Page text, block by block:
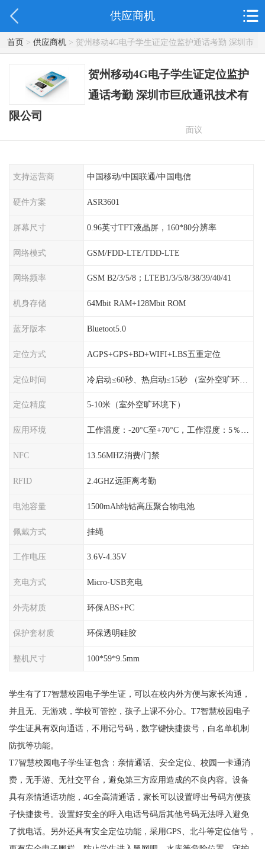
供应商机
首页> 供应商机> 贺州移动4G电子学生证定位监护通话考勤 深圳市
巨欣通讯技术有限公司
贺州移动4G电子学生证定位监护
通话考勤 深圳市巨欣通讯技术有
限公司
面议
支持运营商 中国移动/中国联通/中国电信
硬件方案 ASR3601
屏幕尺寸 0.96英寸TFT液晶屏，160*80分辨率
网络模式 GSM/FDD-LTE/TDD-LTE
网络频率 GSM B2/3/5/8；LTEB1/3/5/8/38/39/40/41
机身存储 64Mbit RAM+128Mbit ROM
蓝牙版本 Bluetoot5.0
定位方式 AGPS+GPS+BD+WIFI+LBS五重定位
定位时间
定位精度 5-10米（室外空旷环境下）
应用环境 工作温度：-20°C至+70°C，工作湿度：5％〜95％RH
NFC 13.56MHZ消费/门禁
RFID 2.4GHZ远距离考勤
电池容量 1500mAh纯钴高压聚合物电池
佩戴方式 挂绳
工作电压 3.6V-4.35V
充电方式 Micro-USB充电
外壳材质 环保ABS+PC
保护套材质 环保透明硅胶
整机尺寸 100*59*9.5mm
学生有了T7智慧校园电子学生证，可以在校内外方便与家长沟通，
并且无、无游戏，学校可管控，孩子上课不分心。T7智慧校园电子
学生证具有双向通话，不用记号码，数字键快捷拨号，白名单机制
防扰等功能。
T7智慧校园电子学生证包含：亲情通话、安全定位、校园一卡通消
费，无手游、无社交平台，避免第三方应用造成的不良内容。设备
具有亲情通话功能，4G全高清通话，家长可以设置呼出号码方便孩
子快捷拨号。设置好安全的呼入电话号码后其他号码无法呼入避免
了扰电话。另外还具有安全定位功能，采用GPS、北斗等定位信号，